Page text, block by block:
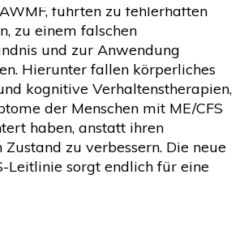
führten zu fehlerhaften
zu einem falschen
und zur Anwendung
Hierunter fallen körperliches
kognitive Verhaltenstherapien,
der Menschen mit ME/CFS
haben, anstatt ihren
zu verbessern. Die neue
Leitlinie sorgt endlich für eine